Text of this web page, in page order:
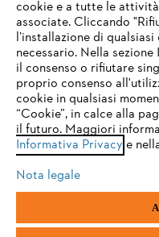
Termini e condizioni
Note legali Cookies
Andreas STIHL S.p.A. - Viale
20040 Cambiago (MI)
Email:info@stihl.it
Numero di partita IVA:
Società a socio unico,
Sie nutzen einen
eine optimale Nutzung
einem der folgenden
firefox
safari
cookie e a tutte le
associate. Cliccando
l’installazione di
necessario. Nella
il consenso o rifiutare
proprio consenso
cookie in qualsiasi
“Cookie”, in calce alla
il futuro. Maggiori
Informativa Privacy e
Nota legale